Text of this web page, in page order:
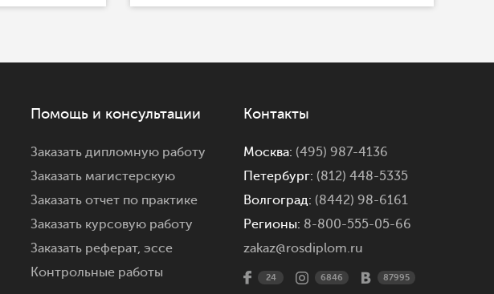
Контакты
Москва: (495) 987-4136
Петербург: (812) 448-5335
Волгоград: (8442) 98-6161
Регионы: 8-800-555-05-66
zakaz@rosdiplom.ru
24 6846 87995
Помощь и консультации
Заказать дипломную работу
Заказать магистерскую
Заказать отчет по практике
Заказать курсовую работу
Заказать реферат, эссе
Контрольные работы